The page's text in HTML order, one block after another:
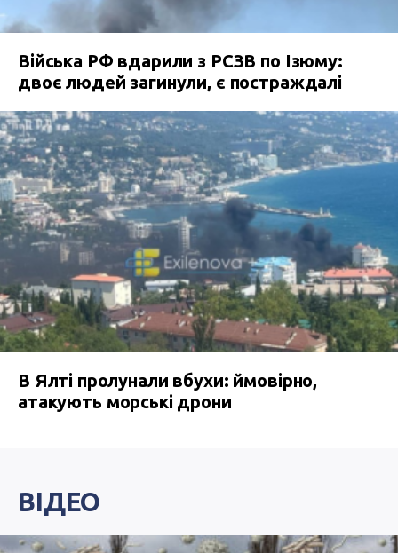
Війська РФ вдарили з РСЗВ по Ізюму:
двоє людей загинули, є постраждалі
В Ялті пролунали вбухи: ймовірно,
атакують морські дрони
ВІДЕО